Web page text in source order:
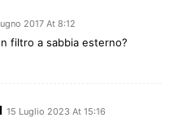
2017 At 8:12
filtro a sabbia esterno?
15 Luglio 2023 At 15:16